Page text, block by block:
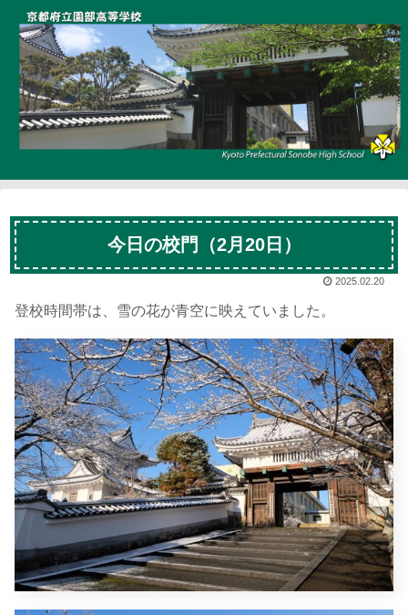
今日の校門（2月20日）
2025.02.20
登校時間帯は、雪の花が青空に映えていました。